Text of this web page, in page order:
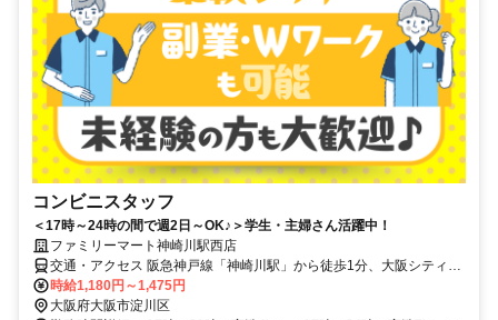
コンビニスタッフ
＜17時～24時の間で週2日～OK♪＞学生・主婦さん活躍中！
ファミリーマート神崎川駅西店
交通・アクセス 阪急神戸線「神崎川駅」から徒歩1分、大阪シティバ
ス「三津屋小学校」から徒歩5分、バイク通勤OK
時給1,180円～1,475円
大阪府大阪市淀川区